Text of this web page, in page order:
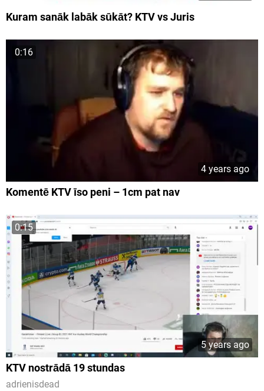
Kuram sanāk labāk sūkāt? KTV vs Juris
0:16
4 years ago
Komentē KTV īso peni – 1cm pat nav
0:15
5 years ago
KTV nostrādā 19 stundas
adrienisdead